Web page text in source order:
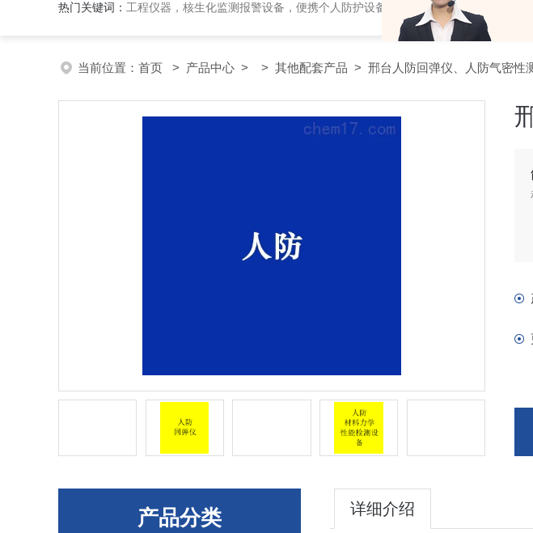
热门关键词： 工程仪器，核生化监测报警设备，便携个人防护设备，车载三防系统，
当前位置： 首页 > 产品中心 > > 其他配套产品 > 邢台人防回弹仪、人防气密性
产品分类 详细介绍